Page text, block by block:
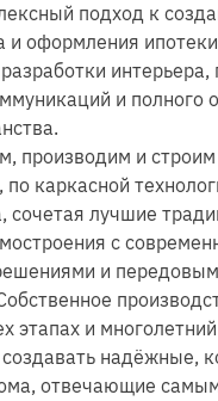
подход к
и оформления
и полного
производим и
по каркасной
сочетая лучшие
с
и
этапах и
надёжные,
отвечающие